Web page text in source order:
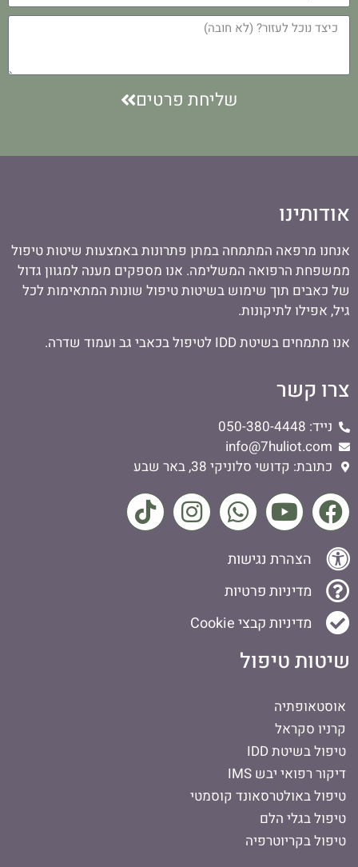
שליחת פרטים
אודותינו
אנחנו מרפאה המתמחה במתן פתרונות באמצעות שיטות טיפול
ממשפחת הרפואה המשלימה. אנו מספקים מענה למגוון גדול
של כאבים תוך שימוש בשיטות טיפול שונות המתאימות לכל
גיל, אפילו לתיקונות.
אנו מתמחים בשיטת IDD לטיפול בכאבי גב ועמוד שדרה.
צרו קשר
נייד: 050-380-4448
info@7huliot.com
כתובת: קדושי סלוניקי 38, באר שבע
הצהרת נגישות
מדיניות פרטיות
מדיניות קבצי Cookie
שיטות טיפול
אוסטאופתיה
קרניו סקראל
טיפול בשיטת IDD
דיקור רפואי יבש IMS
טיפול באולטרסאונד קוסמטי
טיפול בגלי הלם
טיפול בקריוטרפיה